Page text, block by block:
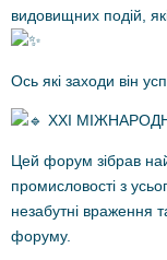
видовищних подій,
Ось які заходи він
ХХІ
Цей форум зібрав
промисловості з
незабутні враження
форуму.